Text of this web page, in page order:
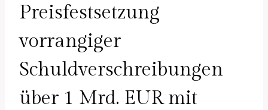
Preisfestsetzung
vorrangiger
Schuldverschreibungen
über 1 Mrd. EUR mit